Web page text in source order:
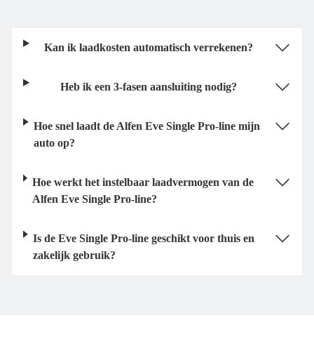
Kan ik laadkosten automatisch verrekenen?
Heb ik een 3-fasen aansluiting nodig?
Hoe snel laadt de Alfen Eve Single Pro-line mijn
auto op?
Hoe werkt het instelbaar laadvermogen van de
Alfen Eve Single Pro-line?
Is de Eve Single Pro-line geschikt voor thuis en
zakelijk gebruik?